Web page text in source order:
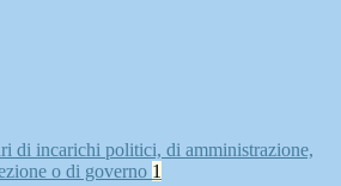
di incarichi politici, di amministrazione,
o di governo 1